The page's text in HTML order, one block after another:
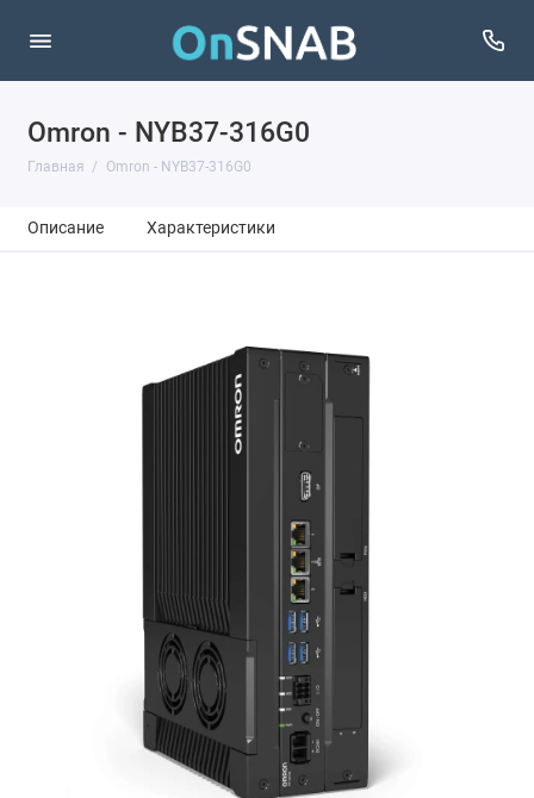
Omron - NYB37-316G0
Главная Omron - NYB37-316G0
Описание Характеристики